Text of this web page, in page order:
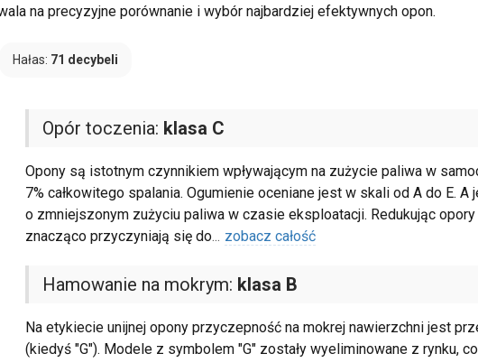
na precyzyjne porównanie i wybór najbardziej efektywnych opon.
Hałas: 71 decybeli
Opór toczenia: klasa C
Opony są istotnym czynnikiem wpływającym na zużycie paliwa w
7% całkowitego spalania. Ogumienie oceniane jest w skali od A do E.
o zmniejszonym zużyciu paliwa w czasie eksploatacji. Redukując
znacząco przyczyniają się do... zobacz całość
Hamowanie na mokrym: klasa B
Na etykiecie unijnej opony przyczepność na mokrej nawierzchni jest
(kiedyś "G"). Modele z symbolem "G" zostały wyeliminowane z rynku,